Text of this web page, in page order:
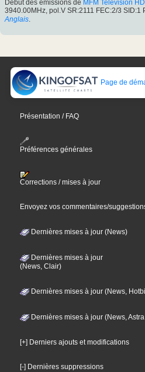
Début des émissions de MFM Television HD
3940.00MHz, pol.V SR:2111 FEC:2/3 SID:1
Anglais
Page de
Présentation / FAQ
Préférences générales
Corrections / mises à jour
Envoyez vos commentaires/
Dernières mises à jour (News)
Dernières mises à jour
(News, Clair)
Dernières mises à jour (News,
Dernières mises à jour (News,
[+] Derniers ajouts et modifications
[-] Dernières suppressions